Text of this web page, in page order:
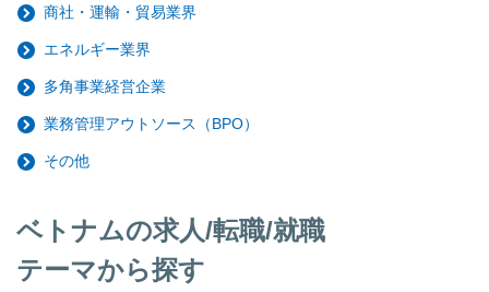
商社・運輸・貿易業界
エネルギー業界
多角事業経営企業
業務管理アウトソース（BPO）
その他
ベトナムの求人/転職/就職
テーマから探す